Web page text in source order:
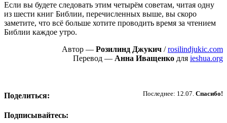
Если вы будете следовать этим четырём советам, читая одну
из шести книг Библии, перечисленных выше, вы скоро
заметите, что всё больше хотите проводить время за чтением
Библии каждое утро.
Автор — Розилинд Джукич /rosilindjukic.com
Перевод — Анна Иващенко для ieshua.org
Последнее: 12.07. Спасибо!
Поделиться:
Подписывайтесь: